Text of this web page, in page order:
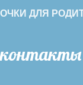
ОЧКИ ДЛЯ
контакты